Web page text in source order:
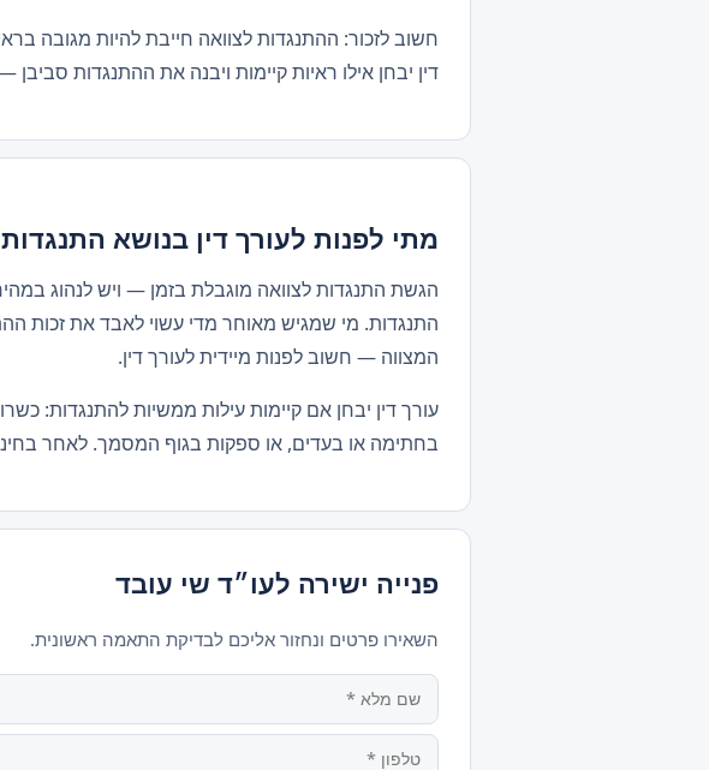
חשוב לזכור: ההתנגדות לצוואה חייבת להיות
דין יבחן אילו ראיות קיימות ויבנה את ההתנגדות
מתי לפנות לעורך דין בנושא
הגשת התנגדות לצוואה מוגבלת בזמן — ויש לנהוג
התנגדות. מי שמגיש מאוחר מדי עשוי לאבד את זכות
המצווה — חשוב לפנות מיידית לעורך דין.
עורך דין יבחן אם קיימות עילות ממשיות להתנגדות:
בחתימה או בעדים, או ספקות בגוף המסמך. לאחר
פנייה ישירה לעו״ד שי עובד
השאירו פרטים ונחזור אליכם לבדיקת התאמה ראשונית.